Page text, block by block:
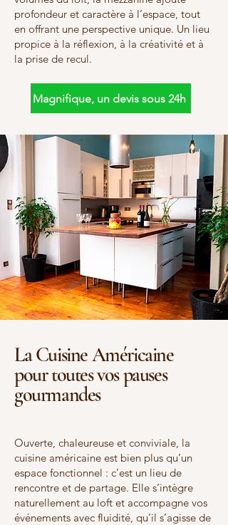
profondeur et caractère à l’espace, tout
en offrant une perspective unique. Un lieu
propice à la réflexion, à la créativité et à
la prise de recul.
Magnifique, un devis sous 24h
La Cuisine Américaine
pour toutes vos pauses
gourmandes
Ouverte, chaleureuse et conviviale, la
cuisine américaine est bien plus qu’un
espace fonctionnel : c’est un lieu de
rencontre et de partage. Elle s’intègre
naturellement au loft et accompagne vos
événements avec fluidité, qu’il s’agisse de